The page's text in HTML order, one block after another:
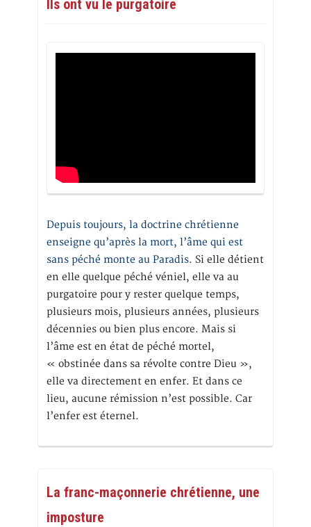
Ils ont vu le purgatoire
Depuis toujours, la doctrine chrétienne
enseigne qu’après la mort, l’âme qui est
sans péché monte au Paradis. Si elle détient
en elle quelque péché véniel, elle va au
purgatoire pour y rester quelque temps,
plusieurs mois, plusieurs années, plusieurs
décennies ou bien plus encore. Mais si
l’âme est en état de péché mortel,
« obstinée dans sa révolte contre Dieu »,
elle va directement en enfer. Et dans ce
lieu, aucune rémission n’est possible. Car
l’enfer est éternel.
La franc-maçonnerie chrétienne, une
imposture